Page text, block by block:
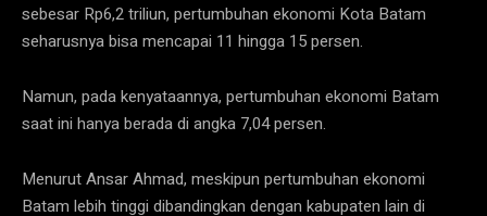
sebesar Rp6,2 triliun, pertumbuhan ekonomi Kota Batam
seharusnya bisa mencapai 11 hingga 15 persen.
Namun, pada kenyataannya, pertumbuhan ekonomi Batam
saat ini hanya berada di angka 7,04 persen.
Menurut Ansar Ahmad, meskipun pertumbuhan ekonomi
Batam lebih tinggi dibandingkan dengan kabupaten lain di